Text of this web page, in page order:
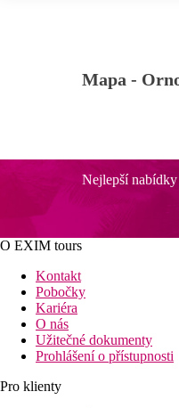
Mapa -
Nejlepší
O EXIM tours
Kontakt
Pobočky
Kariéra
O nás
Užitečné dokumenty
Prohlášení o přístupnosti
Pro klienty